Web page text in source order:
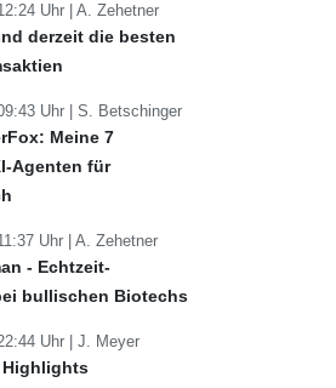
Uhr | A. Zehetner
derzeit die besten
Uhr | S. Betschinger
Meine 7
Agenten für
Uhr | A. Zehetner
- Echtzeit-
bullischen Biotechs
Uhr | J. Meyer
Highlights